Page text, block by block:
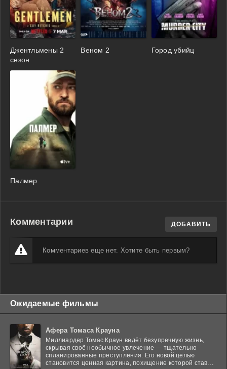
Джентльмены 2
сезон
Веном 2 Город убийц
Палмер
Комментарии ДОБАВИТЬ
Комментариев еще нет. Хотите быть первым?
Ожидаемые фильмы
Афера Томаса Крауна
Миллиардер Томас Краун ведёт безупречную жизнь,
скрывая своё необычное увлечение — тщательно
спланированные преступления. Его новой целью
становится ценная картина, похищение которой ставит